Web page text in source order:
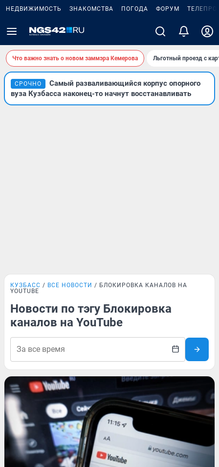
НЕДВИЖИМОСТЬ ЗНАКОМСТВА ПОГОДА ФОРУМ
Что важно знать о новом заммэра Кемерова Льготный проезд с
СРОЧНО
Самый разваливающийся корпус опорного
вуза Кузбасса наконец-то начнут восстанавливать
КУЗБАСС ВСЕ НОВОСТИ
БЛОКИРОВКА КАНАЛОВ НА
YOUTUBE
Новости по тэгу Блокировка
каналов на YouTube